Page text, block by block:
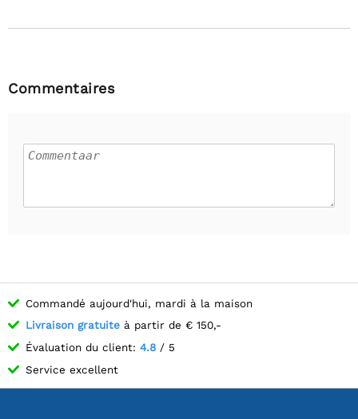
Commentaires
Commandé aujourd'hui, mardi à la maison
Livraison gratuite à partir de € 150,-
Évaluation du client: 4.8 / 5
Service excellent